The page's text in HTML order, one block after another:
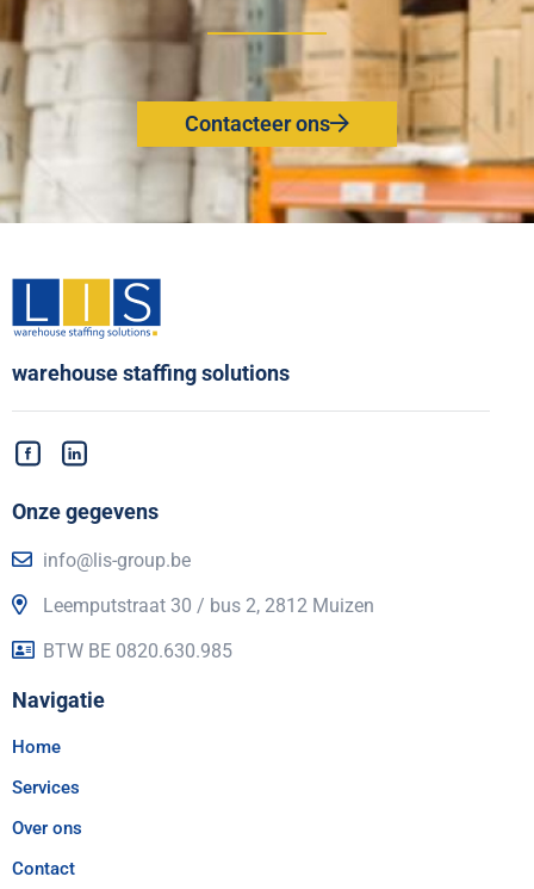
Contacteer ons
warehouse staffing solutions
Onze gegevens
info@lis-group.be
Leemputstraat 30 / bus 2, 2812 Muizen
BTW BE 0820.630.985
Navigatie
Home
Services
Over ons
Contact